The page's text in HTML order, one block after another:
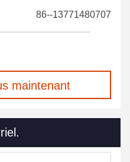
86--13771480707
maintenant